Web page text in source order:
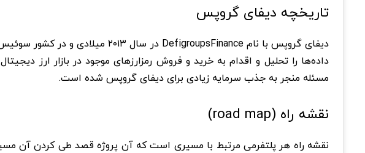
تاریخچه دیفای گروپس
داده‌ها را تحلیل و اقدام به خرید و فروش رمزارزهای موجود در بازار ارز
مسئله منجر به جذب سرمایه زیادی برای دیفای گروپس شده است.
نقشه راه (road map)
نقشه راه هر پلتفرمی مرتبط با مسیری است که آن پروژه قصد طی کردن آن